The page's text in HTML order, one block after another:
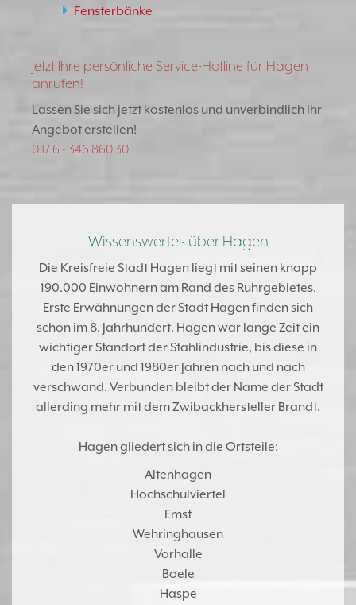
Fensterbänke
Jetzt Ihre persönliche Service-Hotline für Hagen
anrufen!
Lassen Sie sich jetzt kostenlos und unverbindlich Ihr
Angebot erstellen!
0 17 6 - 346 860 30
Wissenswertes über Hagen
Die Kreisfreie StadtHagen liegt mit seinen knapp
190.000 Einwohnern am Rand des Ruhrgebietes.
Erste Erwähnungen der StadtHagenfinden sich
schon im 8. Jahrhundert. Hagenwar lange Zeit ein
wichtiger Standort der Stahlindustrie, bis diese in
den 1970er und 1980er Jahren nach und nach
verschwand. Verbunden bleibt der Name der Stadt
allerding mehr mit dem Zwibackhersteller Brandt.
Hagengliedert sich in die Ortsteile:
Altenhagen
Hochschulviertel
Emst
Wehringhausen
Vorhalle
Boele
Haspe